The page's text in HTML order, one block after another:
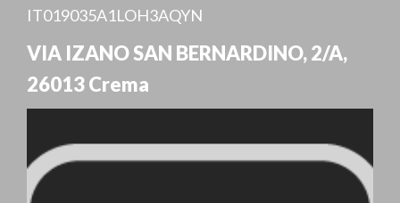
IT019035A1LOH3AQYN
VIA IZANO SAN BERNARDINO, 2/A,
26013Crema